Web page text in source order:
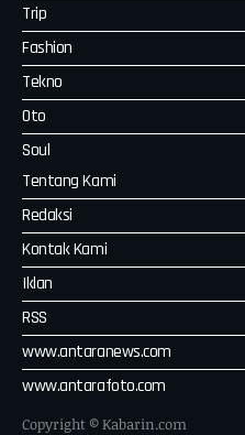
Trip
Fashion
Tekno
Oto
Soul
Tentang Kami
Redaksi
Kontak Kami
Iklan
RSS
www.antaranews.com
www.antarafoto.com
Copyright © Kabarin.com